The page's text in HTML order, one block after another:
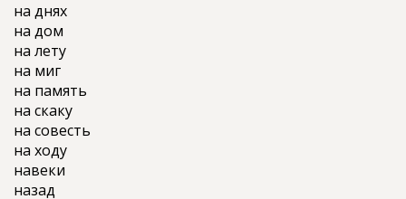
на днях
на дом
на лету
на миг
на память
на скаку
на совесть
на ходу
навеки
назад